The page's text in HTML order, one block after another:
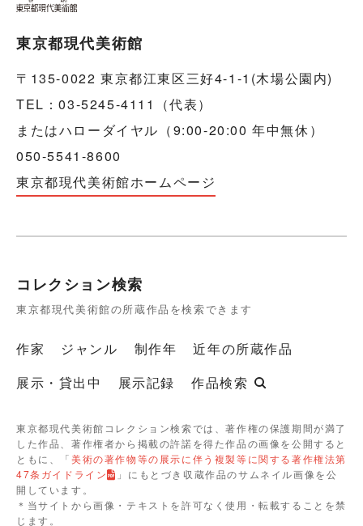
東京都現代美術館
〒135-0022 東京都江東区三好4-1-1(木場公園内)
TEL：03-5245-4111（代表）
またはハローダイヤル（9:00-20:00 年中無休）
050-5541-8600
東京都現代美術館ホームページ
コレクション検索
東京都現代美術館の所蔵作品を検索できます
作家 ジャンル 制作年
近年の所蔵作品
展示・貸出中
展示記録 作品検索
東京都現代美術館コレクション検索では、著作権の保護期間が満了
した作品、著作権者から掲載の許諾を得た作品の画像を公開すると
ともに、「美術の著作物等の展示に伴う複製等に関する著作権法第
47条ガイドライン
」にもとづき収蔵作品のサムネイル画像を公
開しています。
＊当サイトから画像・テキストを許可なく使用・転載することを禁
じます。